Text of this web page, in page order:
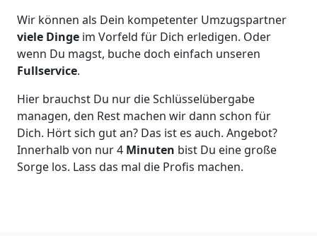
Wir können als Dein kompetenter Umzugspartner
viele Dinge im Vorfeld für Dich erledigen. Oder
wenn Du magst, buche doch einfach unseren
Fullservice.
Hier brauchst Du nur die Schlüsselübergabe
managen, den Rest machen wir dann schon für
Dich. Hört sich gut an? Das ist es auch. Angebot?
Innerhalb von nur 4 Minuten bist Du eine große
Sorge los. Lass das mal die Profis machen.